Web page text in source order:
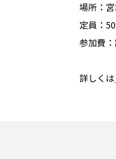
場所：
定員：
参加費
詳しくは